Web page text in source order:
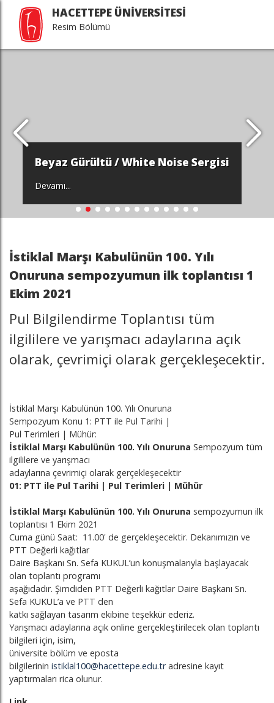
HACETTEPE ÜNİVERSİTESİ
Resim Bölümü
Beyaz Gürültü / White Noise Sergisi
Devamı...
İstiklal Marşı Kabulünün 100. Yılı
Onuruna sempozyumun ilk toplantısı 1
Ekim 2021
Pul Bilgilendirme Toplantısı tüm
ilgililere ve yarışmacı adaylarına açık
olarak, çevrimiçi olarak gerçekleşecektir.
İstiklal Marşı Kabulünün 100. Yılı Onuruna
Sempozyum Konu 1: PTT ile Pul Tarihi |
Pul Terimleri | Mühür:
İstiklal Marşı Kabulünün 100. Yılı Onuruna Sempozyum tüm
ilgililere ve yarışmacı
adaylarına çevrimiçi olarak gerçekleşecektir
01: PTT ile Pul Tarihi | Pul Terimleri | Mühür
İstiklal Marşı Kabulünün 100. Yılı Onuruna sempozyumun ilk
toplantısı 1 Ekim 2021
Cuma günü Saat: 11.00' de gerçekleşecektir. Dekanımızın ve
PTT Değerli kağıtlar
Daire Başkanı Sn. Sefa KUKUL’un konuşmalarıyla başlayacak
olan toplantı programı
aşağıdadır. Şimdiden PTT Değerli kağıtlar Daire Başkanı Sn.
Sefa KUKUL’a ve PTT den
katkı sağlayan tasarım ekibine teşekkür ederiz.
Yarışmacı adaylarına açık online gerçekleştirilecek olan toplantı
bilgileri için, isim,
üniversite bölüm ve eposta
bilgilerinin istiklal100@hacettepe.edu.tradresine kayıt
yaptırmaları rica olunur.